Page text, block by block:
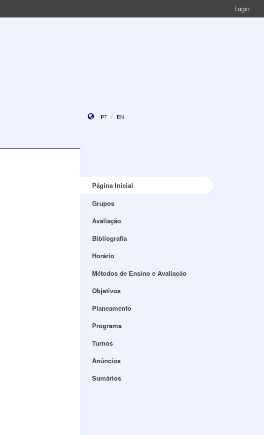
Login
PT EN
Página Inicial
Grupos
Avaliação
Bibliografia
Horário
Métodos de Ensino e Avaliação
Objetivos
Planeamento
Programa
Turnos
Anúncios
Sumários